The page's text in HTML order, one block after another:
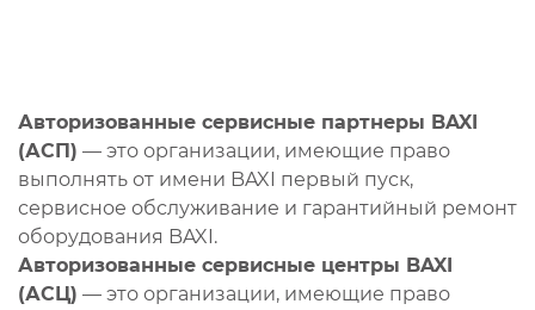
Авторизованные сервисные партнеры BAXI
(АСП) — это организации, имеющие право
выполнять от имени BAXI первый пуск,
сервисное обслуживание и гарантийный ремонт
оборудования BAXI.
Авторизованные сервисные центры BAXI
(АСЦ) — это организации, имеющие право